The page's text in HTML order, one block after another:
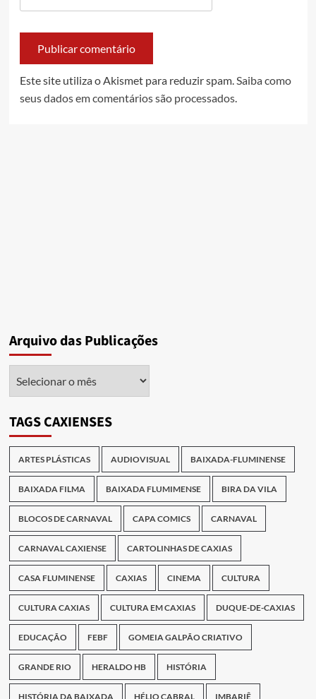
Este site utiliza o Akismet para reduzir spam.Saiba como
seus dados em comentários são processados.
Arquivo das Publicações
TAGS CAXIENSES
ARTES PLÁSTICAS AUDIOVISUAL BAIXADA-FLUMINENSE
BAIXADA FILMA BAIXADA FLUMIMENSE BIRA DA VILA
BLOCOS DE CARNAVAL CAPA COMICS CARNAVAL
CARNAVAL CAXIENSE CARTOLINHAS DE CAXIAS
CASA FLUMINENSE CAXIAS CINEMA CULTURA
CULTURA CAXIAS CULTURA EM CAXIAS DUQUE-DE-CAXIAS
EDUCAÇÃO FEBF GOMEIA GALPÃO CRIATIVO
GRANDE RIO HERALDO HB HISTÓRIA
HISTÓRIA DA BAIXADA HÉLIO CABRAL IMBARIÊ